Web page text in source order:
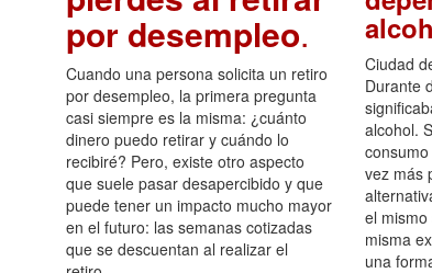
por desempleo.
Cuando una persona solicita un retiro
por desempleo, la primera pregunta
casi siempre es la misma: ¿cuánto
dinero puedo retirar y cuándo lo
recibiré? Pero, existe otro aspecto
que suele pasar desapercibido y que
puede tener un impacto mucho mayor
en el futuro: las semanas cotizadas
que se descuentan al realizar el
Ciudad
Durante
alcohol.
vez más
el
misma
una